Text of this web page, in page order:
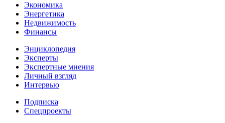
Экономика
Энергетика
Недвижимость
Финансы
Энциклопедия
Эксперты
Экспертные мнения
Личный взгляд
Интервью
Подписка
Спецпроекты